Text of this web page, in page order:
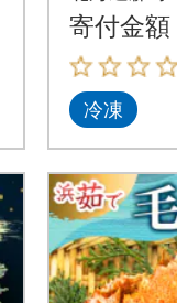
寄付金額
冷凍